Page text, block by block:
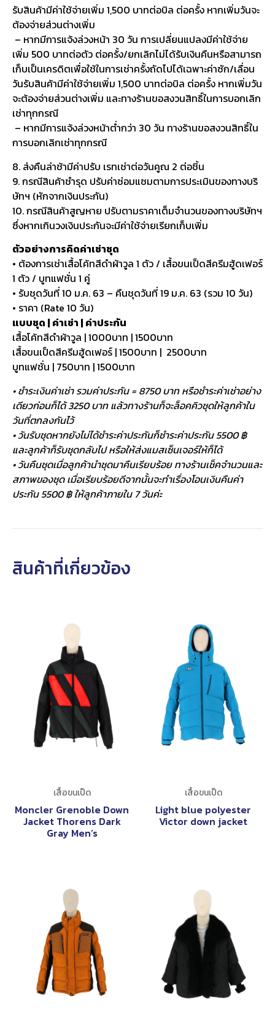
รับสินค้ามีค่าใช้จ่ายเพิ่ม 1,500 บาทต่อบิล ต่อครั้ง หากเพิ่มวันจะ
ต้องจ่ายส่วนต่างเพิ่ม
– หากมีการแจ้งล่วงหน้า 30 วัน การเปลี่ยนแปลงมีค่าใช้จ่าย
เพิ่ม 500 บาทต่อตัว ต่อครั้ง/ยกเลิกไม่ได้รับเงินคืนหรือสามารถ
เก็บเป็นเครดิตเพื่อใช้ในการเช่าครั้งถัดไปได้เฉพาะค่าซัก/เลื่อน
วันรับสินค้ามีค่าใช้จ่ายเพิ่ม 1,500 บาทต่อบิล ต่อครั้ง หากเพิ่มวัน
จะต้องจ่ายส่วนต่างเพิ่ม และทางร้านขอสงวนสิทธิ์ในการบอกเลิก
เช่าทุกกรณี
– หากมีการแจ้งล่วงหน้าต่ำกว่า 30 วัน ทางร้านขอสงวนสิทธิ์ใน
การบอกเลิกเช่าทุกกรณี
8. ส่งคืนล่าช้ามีค่าปรับ เรทเช่าต่อวันคูณ 2 ต่อชิ้น
9. กรณีสินค้าชำรุด ปรับค่าซ่อมแซมตามการประเมินของทางบริ
ษัทฯ (หักจากเงินประกัน)
10. กรณีสินค้าสูญหาย ปรับตามราคาเต็มจำนวนของทางบริษัทฯ
ซึ่งหากเกินวงเงินประกันจะมีค่าใช้จ่ายเรียกเก็บเพิ่ม
ตัวอย่างการคิดค่าเช่าชุด
• ต้องการเช่าเสื้อโค้ทสีดำผ้าวูล 1 ตัว / เสื้อขนเป็ดสีครีมฮู้ดเฟอร์
1 ตัว / บูทแฟชั่น 1 คู่
• รับชุดวันที่ 10 ม.ค. 63 – คืนชุดวันที่ 19 ม.ค. 63 (รวม 10 วัน)
• ราคา (Rate 10 วัน)
แบบชุด | ค่าเช่า | ค่าประกัน
เสื้อโค้ทสีดำผ้าวูล | 1000บาท | 1500บาท
เสื้อขนเป็ดสีครีมฮู้ดเฟอร์ | 1500บาท | 2500บาท
บูทแฟชั่น | 750บาท | 1500บาท
• ชำระเงินค่าเช่า รวมค่าประกัน = 8750 บาท หรือชำระค่าเช่าอย่าง
เดียวก่อนก็ได้ 3250 บาท แล้วทางร้านก็จะล็อคคิวชุดให้ลูกค้าใน
วันที่ตกลงกันไว้
• วันรับชุดหากยังไม่ได้ชำระค่าประกันก็ชำระค่าประกัน 5500 ฿
และลูกค้าก็รับชุดกลับไป หรือให้ส่งแมสเซ็นเจอร์ให้ก็ได้
• วันคืนชุดเมื่อลูกค้านำชุดมาคืนเรียบร้อย ทางร้านเช็คจำนวนและ
สภาพของชุด เมื่อเรียบร้อยดีจากนั้นจะทำเรื่องโอนเงินคืนค่า
ประกัน 5500 ฿ ให้ลูกค้าภายใน 7 วันค่ะ
สินค้าที่เกี่ยวข้อง
เสื้อขนเป็ด
Moncler Grenoble Down
Jacket Thorens Dark
Gray Men’s
เสื้อขนเป็ด
Light blue polyester
Victor down jacket